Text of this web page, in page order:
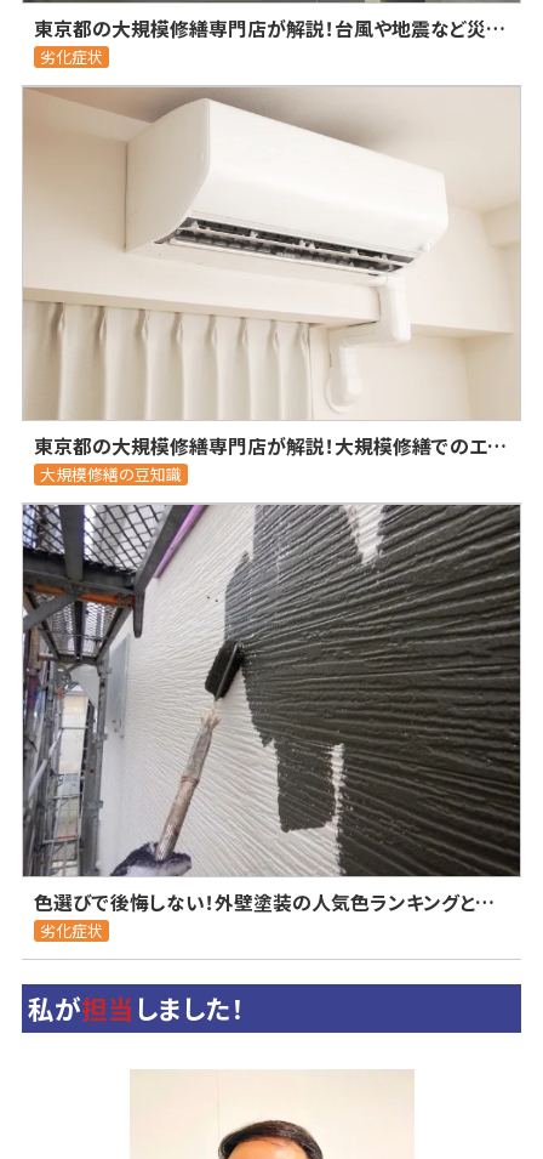
東京都の大規模修繕専門店が解説！台風や地震など災害時にオーナーが出来る入居者の安全対策
劣化症状
東京都の大規模修繕専門店が解説！大規模修繕でのエアコン使用について
大規模修繕の豆知識
色選びで後悔しない！外壁塗装の人気色ランキングとカラーシミュレーションの活用法
劣化症状
私が担当 しました！